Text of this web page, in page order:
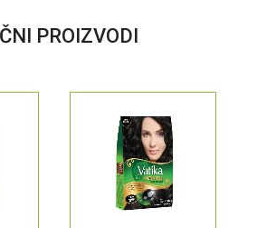
PROIZVODI